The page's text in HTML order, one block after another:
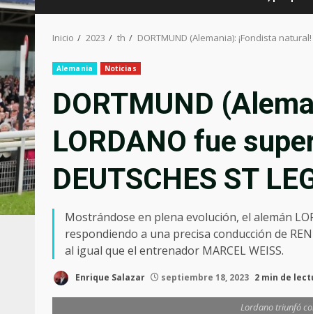
Inicio 2023 th DORTMUND (Alemania): ¡Fondista
Alemania Noticias
DORTMUND
LORDANO fue
DEUTSCHES ST
Mostrándose en plena evolución, el alemán
respondiendo a una precisa conducción de
al igual que el entrenador MARCEL WEISS.
Enrique Salazar septiembre 18, 2023 2 min de
Lordano triunfó